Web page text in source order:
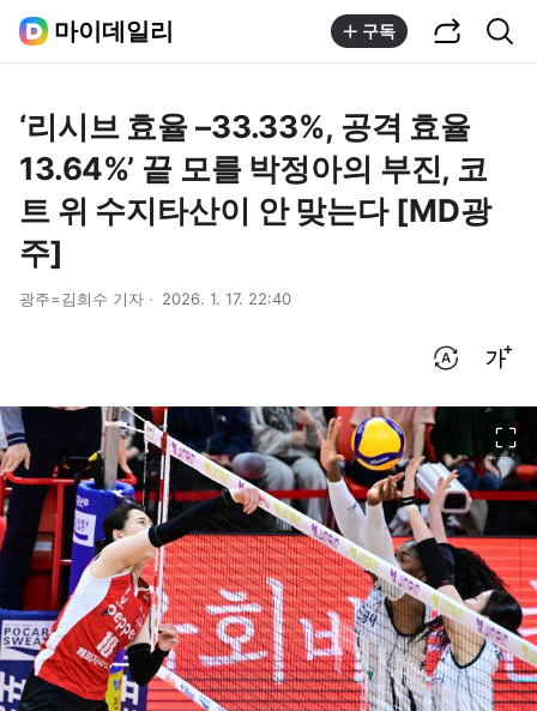
마이데일리 구독
‘리시브 효율 –33.33%, 공격 효율
13.64%’ 끝 모를 박정아의 부진, 코
트 위 수지타산이 안 맞는다 [MD광
주]
광주=김희수 기자 2026. 1. 17. 22:40